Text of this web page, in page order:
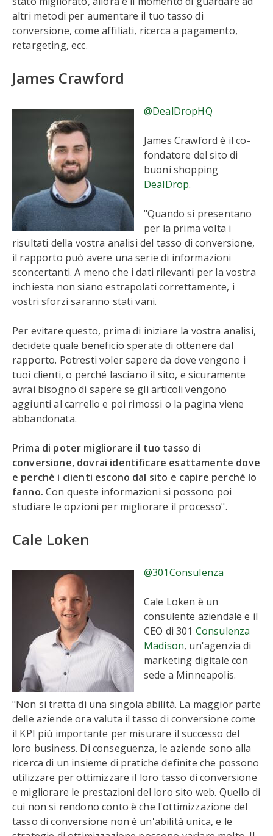
altri metodi per aumentare il tuo tasso di
conversione, come affiliati, ricerca a pagamento,
retargeting, ecc.
James Crawford
@DealDropHQ
James Crawford è il co-
fondatore del sito di
buoni shopping
DealDrop.
"Quando si presentano
per la prima volta i
risultati della vostra analisi del tasso di conversione,
il rapporto può avere una serie di informazioni
sconcertanti. A meno che i dati rilevanti per la vostra
inchiesta non siano estrapolati correttamente, i
vostri sforzi saranno stati vani.
Per evitare questo, prima di iniziare la vostra analisi,
decidete quale beneficio sperate di ottenere dal
rapporto. Potresti voler sapere da dove vengono i
tuoi clienti, o perché lasciano il sito, e sicuramente
avrai bisogno di sapere se gli articoli vengono
aggiunti al carrello e poi rimossi o la pagina viene
abbandonata.
Prima di poter migliorare il tuo tasso di
conversione, dovrai identificare esattamente dove
e perché i clienti escono dal sito e capire perché lo
fanno.Con queste informazioni si possono poi
studiare le opzioni per migliorare il processo".
Cale Loken
@301Consulenza
Cale Loken è un
consulente aziendale e il
CEO di 301 Consulenza
Madison, un'agenzia di
marketing digitale con
sede a Minneapolis.
"Non si tratta di una singola abilità. La maggior parte
delle aziende ora valuta il tasso di conversione come
il KPI più importante per misurare il successo del
loro business. Di conseguenza, le aziende sono alla
ricerca di un insieme di pratiche definite che possono
utilizzare per ottimizzare il loro tasso di conversione
e migliorare le prestazioni del loro sito web. Quello di
cui non si rendono conto è che l'ottimizzazione del
tasso di conversione non è un'abilità unica, e le